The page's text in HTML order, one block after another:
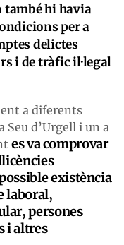
també hi havia
per a
delictes
i de tràfic il·legal
a diferents
Seu d’Urgell i un a
es va comprovar
existència
laboral,
persones
i altres